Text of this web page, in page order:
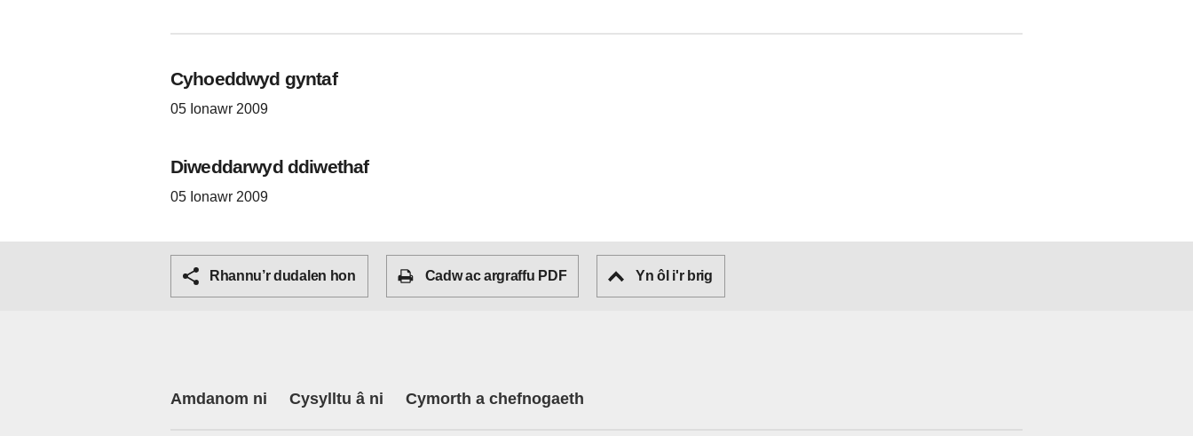
Cyhoeddwyd gyntaf
05 Ionawr 2009
Diweddarwyd ddiwethaf
05 Ionawr 2009
Rhannu’r dudalen hon Cadw ac argraffu PDF Yn ôl i'r brig
Amdanom ni Cysylltu â ni Cymorth a chefnogaeth